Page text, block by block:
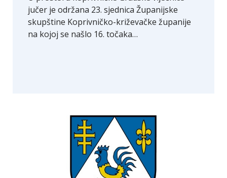
jučer je održana 23. sjednica Županijske
skupštine Koprivničko-križevačke županije
na kojoj se našlo 16. točaka…